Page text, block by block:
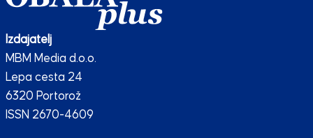
Izdajatelj
MBM Media d.o.o.
Lepa cesta 24
6320 Portorož
ISSN 2670-4609